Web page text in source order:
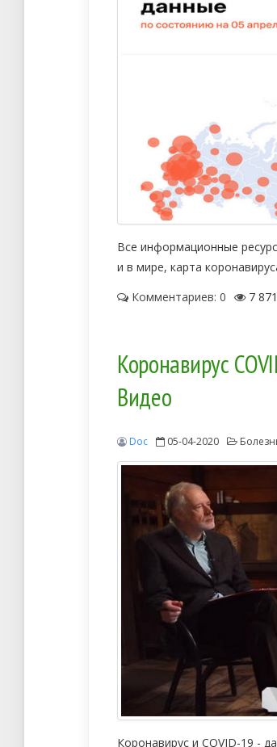
Все информационные
и в мире, карта
Комментариев: 0 7 871
Коронавирус
Видео
Doc 05-04-2020
Коронавирус и COVID-19 -